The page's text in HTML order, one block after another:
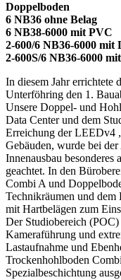
Doppelboden
6 NB36 ohne Belag
6 NB38-6000 mit PVC
2-600/6 NB36-6000 mit
2-600S/6 NB36-6000
In diesem Jahr errichtete
Unterföhring den 1.
Unsere Doppel- und
Data Center und dem
Erreichung der LEEDv4
Gebäuden, wurde bei
Innenausbau
geachtet. In den
Combi A und
Technikräumen und dem
mit Hartbelägen zum
Der Studiobereich
Kameraführung und
Lastaufnahme und
Trockenhohlboden
Spezialbeschichtung